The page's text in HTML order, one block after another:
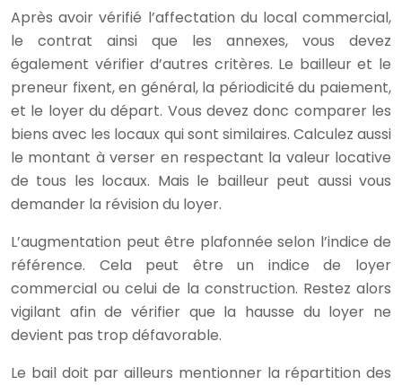
Après avoir vérifié l’affectation du local commercial,
le contrat ainsi que les annexes, vous devez
également vérifier d’autres critères. Le bailleur et le
preneur fixent, en général, la périodicité du paiement,
et le loyer du départ. Vous devez donc comparer les
biens avec les locaux qui sont similaires. Calculez aussi
le montant à verser en respectant la valeur locative
de tous les locaux. Mais le bailleur peut aussi vous
demander la révision du loyer.
L’augmentation peut être plafonnée selon l’indice de
référence. Cela peut être un indice de loyer
commercial ou celui de la construction. Restez alors
vigilant afin de vérifier que la hausse du loyer ne
devient pas trop défavorable.
Le bail doit par ailleurs mentionner la répartition des